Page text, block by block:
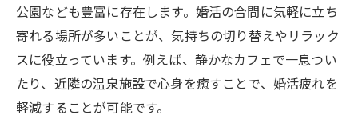
公園なども豊富に存在します。婚活の合間に気軽に立ち
寄れる場所が多いことが、気持ちの切り替えやリラック
スに役立っています。例えば、静かなカフェで一息つい
たり、近隣の温泉施設で心身を癒すことで、婚活疲れを
軽減することが可能です。